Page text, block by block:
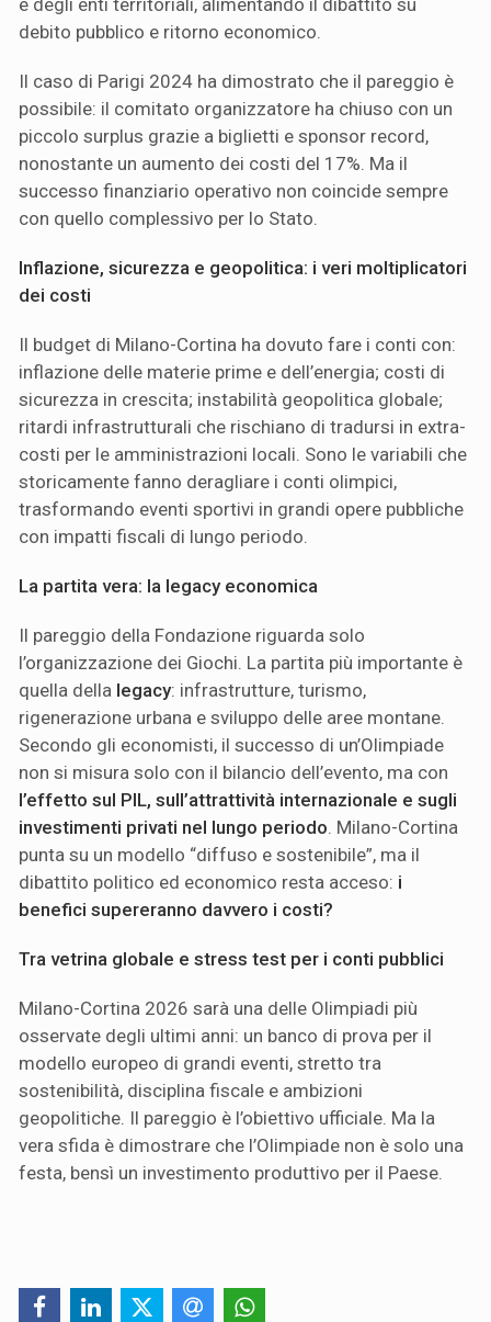
debito pubblico e ritorno economico.
Il caso di Parigi 2024 ha dimostrato che il pareggio è
possibile: il comitato organizzatore ha chiuso con un
piccolo surplus grazie a biglietti e sponsor record,
nonostante un aumento dei costi del 17%. Ma il
successo finanziario operativo non coincide sempre
con quello complessivo per lo Stato.
Inflazione, sicurezza e geopolitica: i veri moltiplicatori
dei costi
Il budget di Milano-Cortina ha dovuto fare i conti con:
inflazione delle materie prime e dell’energia; costi di
sicurezza in crescita; instabilità geopolitica globale;
ritardi infrastrutturali che rischiano di tradursi in extra-
costi per le amministrazioni locali. Sono le variabili che
storicamente fanno deragliare i conti olimpici,
trasformando eventi sportivi in grandi opere pubbliche
con impatti fiscali di lungo periodo.
La partita vera: la legacy economica
Il pareggio della Fondazione riguarda solo
l’organizzazione dei Giochi. La partita più importante è
quella della legacy: infrastrutture, turismo,
rigenerazione urbana e sviluppo delle aree montane.
Secondo gli economisti, il successo di un’Olimpiade
non si misura solo con il bilancio dell’evento, ma con
l’effetto sul PIL, sull’attrattività internazionale e sugli
investimenti privati nel lungo periodo . Milano-Cortina
punta su un modello “diffuso e sostenibile”, ma il
dibattito politico ed economico resta acceso: i
benefici supereranno davvero i costi?
Tra vetrina globale e stress test per i conti pubblici
Milano-Cortina 2026 sarà una delle Olimpiadi più
osservate degli ultimi anni: un banco di prova per il
modello europeo di grandi eventi, stretto tra
sostenibilità, disciplina fiscale e ambizioni
geopolitiche. Il pareggio è l’obiettivo ufficiale. Ma la
vera sfida è dimostrare che l’Olimpiade non è solo una
festa, bensì un investimento produttivo per il Paese.